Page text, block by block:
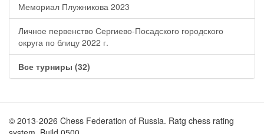
Мемориал Плужникова 2023
Личное первенство Сергиево-Посадского городского
округа по блицу 2022 г.
Все турниры (32)
© 2013-2026 Chess Federation of Russia. Ratg chess rating